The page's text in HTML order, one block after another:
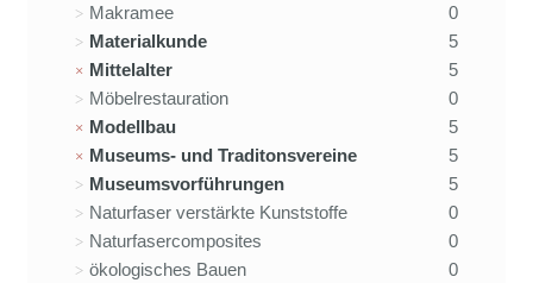
Makramee
0
Materialkunde
5
Mittelalter
5
Möbelrestauration
0
Modellbau
5
Museums- und Traditonsvereine
5
Museumsvorführungen
5
Naturfaser verstärkte Kunststoffe
0
Naturfasercomposites
0
ökologisches Bauen
0